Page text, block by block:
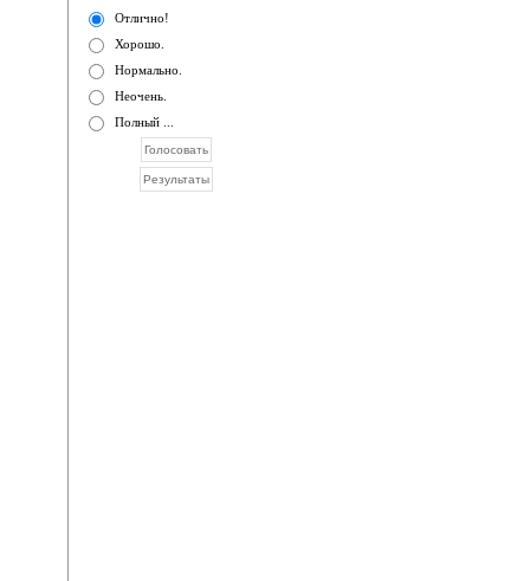
Отлично!
Хорошо.
Нормально.
Неочень.
Полный ...